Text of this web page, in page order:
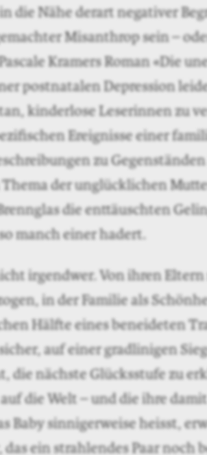
die Nähe derart negativer
Misanthrop sein –
Kramers Roman «Die
postnatalen Depression
kinderlose Leserinnen zu
Ereignisse einer
zu
Thema der unglücklichen
die enttäuschten
manch einer hadert.
irgendwer. Von ihren Eltern
in der Familie als
Hälfte eines beneideten
auf einer gradlinigen
die nächste Glücksstufe zu
die Welt – und die ihre
Baby sinnigerweise heisst,
ein strahlendes Paar noch